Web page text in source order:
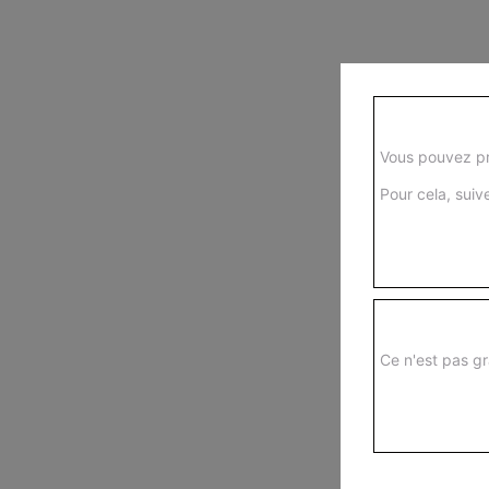
Vous pouvez
Pour cela,
Ce n'est pas